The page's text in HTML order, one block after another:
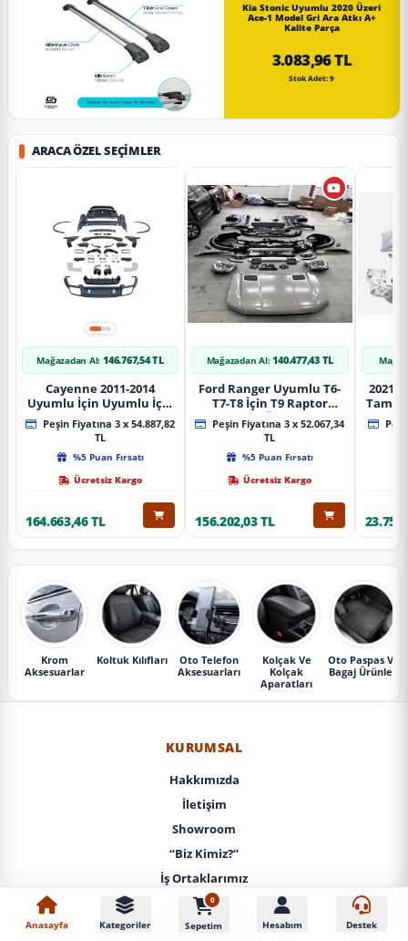
Kia Stonic Uyumlu 2020 Üzeri
Ace-1 Model Gri Ara Atkı A+
Kalite Parça
3.083,96 TL
Stok Adet: 9
ARACA ÖZEL SEÇIMLER
Mağazadan Al: 146.767,54 TL
Cayenne 2011-2014
Uyumlu İçin Uyumlu İçin
2019+ Bagaj Facelift
Parça
Peşin Fiyatına 3 x 54.887,82
TL
%5 Puan Fırsatı
Ücretsiz Kargo
164.663,46 TL
Mağazadan Al: 140.477,43 TL
Ford Ranger Uyumlu T6-
T7-T8 İçin T9 Raptor
Dönüşüm (Ön Arka Full)
Parça
Peşin Fiyatına 3 x 52.067,34
TL
%5 Puan Fırsatı
Ücretsiz Kargo
156.202,03 TL
2021+
Krom
Aksesuarlar
Koltuk Kılıfları
Oto Telefon
Aksesuarları
Kolçak Ve
Kolçak
Aparatları
Oto Paspas Ve
Bagaj Ürünleri
KURUMSAL
Hakkımızda
İletişim
Showroom
“Biz Kimiz?”
İş Ortaklarımız
KVKK / Gizlilik
Mesafeli Satış Sözleşmesi
Anasayfa Kategoriler
0
Sepetim Hesabım Destek